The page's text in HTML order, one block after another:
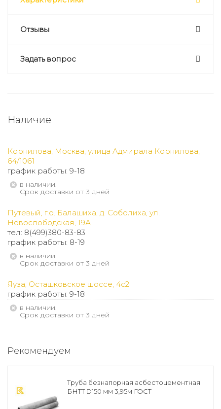
Отзывы
Задать вопрос
Наличие
Корнилова, Москва, улица Адмирала Корнилова,
64/1061
график работы: 9-18
В наличии.
Срок доставки от 3 дней
Путевый, г.о. Балашиха, д. Соболиха, ул.
Новослободская, 19А
тел: 8(499)380-83-83
график работы: 8-19
В наличии.
Срок доставки от 3 дней
Яуза, Осташковское шоссе, 4с2
график работы: 9-18
В наличии.
Срок доставки от 3 дней
Рекомендуем
Труба безнапорная асбестоцементная
БНТТ D150 мм 3,95м ГОСТ